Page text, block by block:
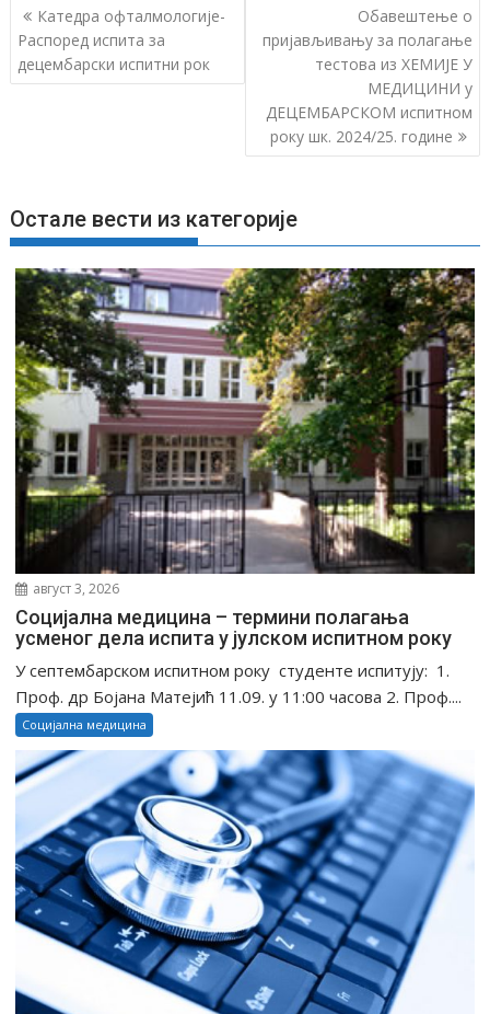
К
р
е
ч
л
а
н
к
а
Катедра офталмологије-
Распоред испита за
децембарски испитни рок
Обавештење о
пријављивању за полагање
тестова из ХЕМИЈЕ У
МЕДИЦИНИ у
ДЕЦЕМБАРСКОМ испитном
року шк. 2024/25. године
Остале вести из категорије
август 3, 2026
Социјална медицина – термини полагања
усменог дела испита у јулском испитном року
У септембарском испитном року студенте испитују: 1.
Проф. др Бојана Матејић 11.09. у 11:00 часова 2. Проф....
Социјална медицина